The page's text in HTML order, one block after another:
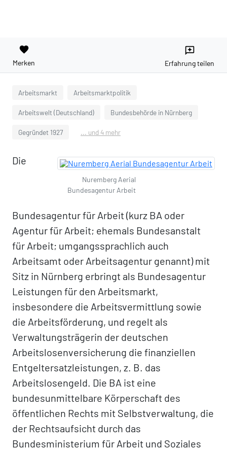
favorite
Merken
reviews
Erfahrung teilen
Arbeitsmarkt Arbeitsmarktpolitik
Arbeitswelt (Deutschland) Bundesbehörde in Nürnberg
Gegründet 1927 ... und 4 mehr
Nuremberg Aerial
Bundesagentur Arbeit
Die
Bundesagentur für Arbeit (kurz BA oder
Agentur für Arbeit; ehemals Bundesanstalt
für Arbeit; umgangssprachlich auch
Arbeitsamt oder Arbeitsagentur genannt) mit
Sitz in Nürnberg erbringt als Bundesagentur
Leistungen für den Arbeitsmarkt,
insbesondere die Arbeitsvermittlung sowie
die Arbeitsförderung, und regelt als
Verwaltungsträgerin der deutschen
Arbeitslosenversicherung die finanziellen
Entgeltersatzleistungen, z. B. das
Arbeitslosengeld. Die BA ist eine
bundesunmittelbare Körperschaft des
öffentlichen Rechts mit Selbstverwaltung, die
der Rechtsaufsicht durch das
Bundesministerium für Arbeit und Soziales